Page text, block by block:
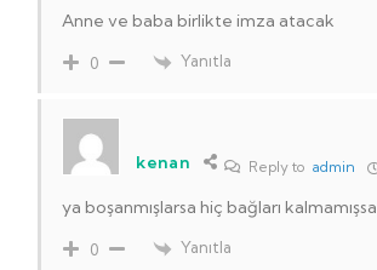
Anne ve baba birlikte imza atacak
0 Yanıtla
kenan Reply to admin
ya boşanmışlarsa hiç bağları kalmamışsa
0 Yanıtla